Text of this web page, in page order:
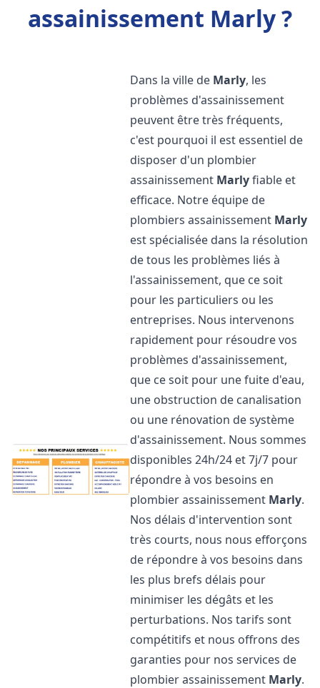
assainissement Marly ?
Dans la ville de Marly, les
problèmes d'assainissement
peuvent être très fréquents,
c'est pourquoi il est essentiel de
disposer d'un plombier
assainissement Marlyfiable et
efficace. Notre équipe de
plombiers assainissement Marly
est spécialisée dans la résolution
de tous les problèmes liés à
l'assainissement, que ce soit
pour les particuliers ou les
entreprises. Nous intervenons
rapidement pour résoudre vos
problèmes d'assainissement,
que ce soit pour une fuite d'eau,
une obstruction de canalisation
ou une rénovation de système
d'assainissement. Nous sommes
disponibles 24h/24 et 7j/7 pour
répondre à vos besoins en
plombier assainissement Marly.
Nos délais d'intervention sont
très courts, nous nous efforçons
de répondre à vos besoins dans
les plus brefs délais pour
minimiser les dégâts et les
perturbations. Nos tarifs sont
compétitifs et nous offrons des
garanties pour nos services de
plombier assainissement Marly.